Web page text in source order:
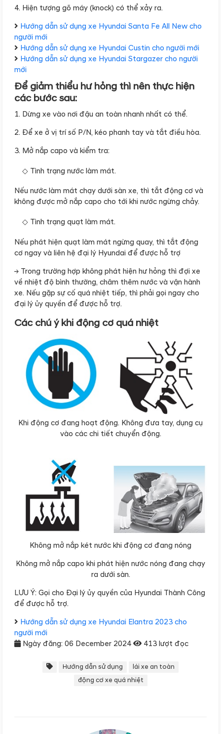
4. Hiện tượng gõ máy (knock) có thể xảy ra.
Hướng dẫn sử dụng xe Hyundai Santa Fe All New cho
người mới
Hướng dẫn sử dụng xe Hyundai Custin cho người mới
Hướng dẫn sử dụng xe Hyundai Stargazer cho người
mới
Để giảm thiểu hư hỏng thì nên thực hiện
các bước sau:
1. Dừng xe vào nơi đậu an toàn nhanh nhất có thể.
2. Để xe ở vị trí số P/N, kéo phanh tay và tắt điều hòa.
3. Mở nắp capo và kiểm tra:
Tình trạng nước làm mát.
Nếu nước làm mát chạy dưới sàn xe, thì tắt động cơ và
không được mở nắp capo cho tới khi nước ngừng chảy.
Tình trạng quạt làm mát.
Nếu phát hiện quạt làm mát ngừng quay, thì tắt động
cơ ngay và liên hệ đại lý Hyundai để được hỗ trợ
→ Trong trường hợp không phát hiện hư hỏng thì đợi xe
về nhiệt độ bình thường, châm thêm nước và vận hành
xe. Nếu gặp sự cố quá nhiệt tiếp, thì phải gọi ngay cho
đại lý ủy quyền để được hỗ trợ.
Các chú ý khi động cơ quá nhiệt
Khi động cơ đang hoạt động. Không đưa tay, dụng cụ
vào các chi tiết chuyển động.
Không mở nắp két nước khi động cơ đang nóng
Không mở nắp capo khi phát hiện nước nóng đang chạy
ra dưới sàn.
LƯU Ý: Gọi cho Đại lý ủy quyền của Hyundai Thành Công
để được hỗ trợ.
Hướng dẫn sử dụng xe Hyundai Elantra 2023 cho
người mới
Ngày đăng: 06 December 2024
413 lượt đọc
Hướng dẫn sử dụng
lái xe an toàn
động cơ xe quá nhiệt